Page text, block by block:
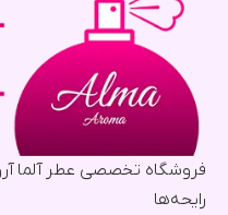
فروشگاه تخصصی عطر آلما
رایحه‌ها